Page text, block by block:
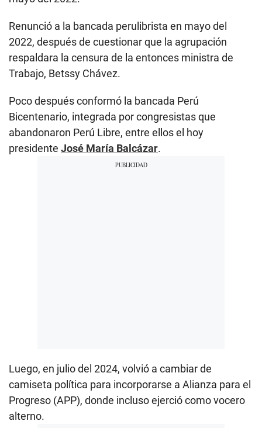
Renunció a la bancada perulibrista en mayo del
2022, después de cuestionar que la agrupación
respaldara la censura de la entonces ministra de
Trabajo, Betssy Chávez.
Poco después conformó la bancada Perú
Bicentenario, integrada por congresistas que
abandonaron Perú Libre, entre ellos el hoy
presidente José María Balcázar.
Luego, en julio del 2024, volvió a cambiar de
camiseta política para incorporarse a Alianza para el
Progreso (APP), donde incluso ejerció como vocero
alterno.